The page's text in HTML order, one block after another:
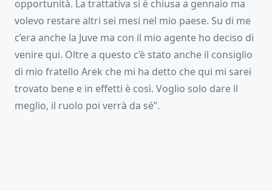
opportunità. La trattativa si è chiusa a gennaio ma
volevo restare altri sei mesi nel mio paese. Su di me
c’era anche la Juve ma con il mio agente ho deciso di
venire qui. Oltre a questo c’è stato anche il consiglio
di mio fratello Arek che mi ha detto che qui mi sarei
trovato bene e in effetti è così. Voglio solo dare il
meglio, il ruolo poi verrà da sé”.